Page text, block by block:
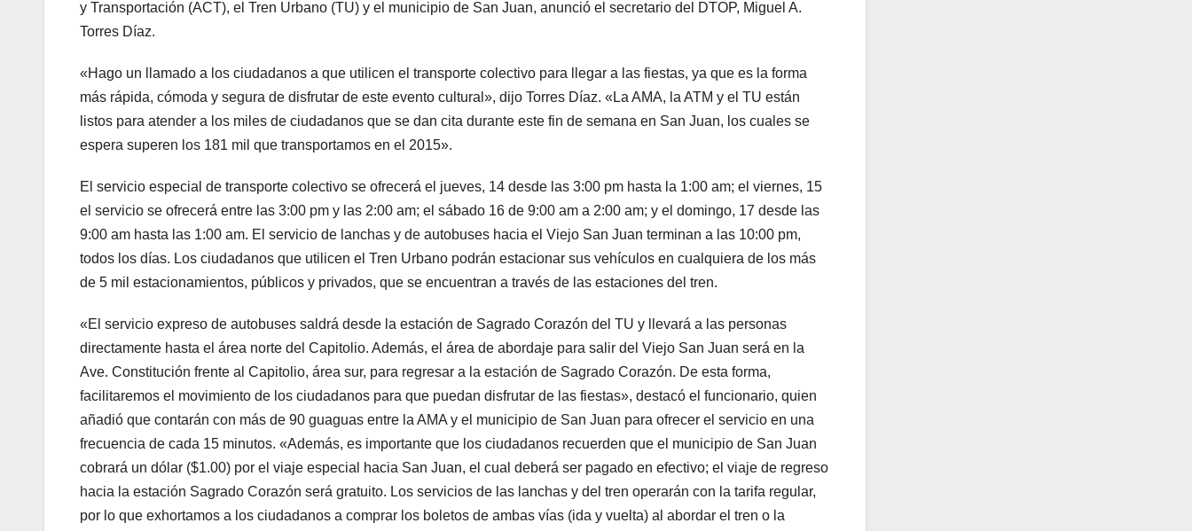
y Transportación (ACT), el Tren Urbano (TU) y el municipio de San Juan, anunció el secretario del DTOP, Miguel A.
Torres Díaz.
«Hago un llamado a los ciudadanos a que utilicen el transporte colectivo para llegar a las fiestas, ya que es la forma
más rápida, cómoda y segura de disfrutar de este evento cultural», dijo Torres Díaz. «La AMA, la ATM y el TU están
listos para atender a los miles de ciudadanos que se dan cita durante este fin de semana en San Juan, los cuales se
espera superen los 181 mil que transportamos en el 2015».
El servicio especial de transporte colectivo se ofrecerá el jueves, 14 desde las 3:00 pm hasta la 1:00 am; el viernes, 15
el servicio se ofrecerá entre las 3:00 pm y las 2:00 am; el sábado 16 de 9:00 am a 2:00 am; y el domingo, 17 desde las
9:00 am hasta las 1:00 am. El servicio de lanchas y de autobuses hacia el Viejo San Juan terminan a las 10:00 pm,
todos los días. Los ciudadanos que utilicen el Tren Urbano podrán estacionar sus vehículos en cualquiera de los más
de 5 mil estacionamientos, públicos y privados, que se encuentran a través de las estaciones del tren.
«El servicio expreso de autobuses saldrá desde la estación de Sagrado Corazón del TU y llevará a las personas
directamente hasta el área norte del Capitolio. Además, el área de abordaje para salir del Viejo San Juan será en la
Ave. Constitución frente al Capitolio, área sur, para regresar a la estación de Sagrado Corazón. De esta forma,
facilitaremos el movimiento de los ciudadanos para que puedan disfrutar de las fiestas», destacó el funcionario, quien
añadió que contarán con más de 90 guaguas entre la AMA y el municipio de San Juan para ofrecer el servicio en una
frecuencia de cada 15 minutos. «Además, es importante que los ciudadanos recuerden que el municipio de San Juan
cobrará un dólar ($1.00) por el viaje especial hacia San Juan, el cual deberá ser pagado en efectivo; el viaje de regreso
hacia la estación Sagrado Corazón será gratuito. Los servicios de las lanchas y del tren operarán con la tarifa regular,
por lo que exhortamos a los ciudadanos a comprar los boletos de ambas vías (ida y vuelta) al abordar el tren o la